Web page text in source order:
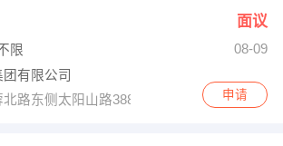
面议
限
08-09
有限公司
路东侧太阳山路388号湾田国际建材基地
申请